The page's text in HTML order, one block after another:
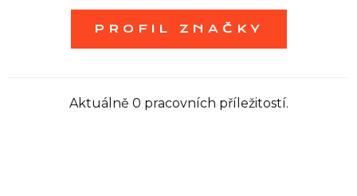
PROFIL ZNAČKY
Aktuálně 0 pracovních příležitostí.